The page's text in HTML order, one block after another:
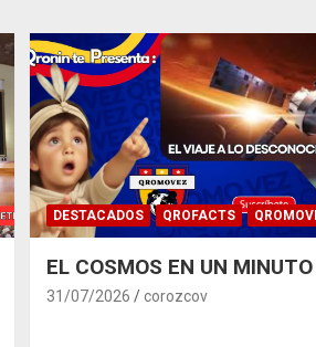
DESTACADOS QROFACTS
EL COSMOS EN UN MINUTO
31/07/2026 corozcov